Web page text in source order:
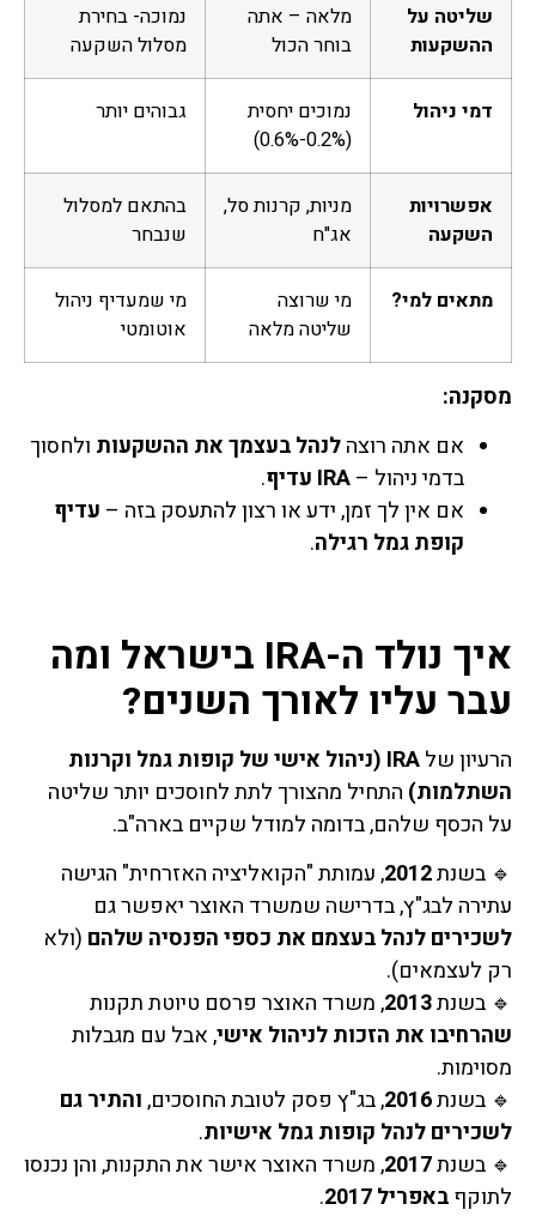
שליטה על
ההשקעות
מלאה – אתה
בוחר הכול
נמוכה- בחירת
מסלול השקעה
דמי ניהול
נמוכים יחסית
(0.2%-0.6%)
גבוהים יותר
אפשרויות
השקעה
מניות, קרנות סל,
אג"ח
בהתאם למסלול
שנבחר
מתאים למי?
מי שרוצה
שליטה מלאה
מי שמעדיף ניהול
אוטומטי
מסקנה:
אם אתה רוצהלנהל בעצמך את ההשקעות ולחסוך
בדמי ניהול –IRA עדיף
.
אם אין לך זמן, ידע או רצון להתעסק בזה – עדיף
קופת גמל רגילה.
איך נולד ה-IRA בישראל ומה
עבר עליו לאורך השנים?
הרעיון של
IRA (ניהול אישי של קופות גמל וקרנות
השתלמות) התחיל מהצורך לתת לחוסכים יותר שליטה
על הכסף שלהם, בדומה למודל שקיים בארה"ב.
🔹 בשנת2012, עמותת "הקואליציה האזרחית" הגישה
עתירה לבג"ץ, בדרישה שמשרד האוצר יאפשר גם
לשכירים לנהל בעצמם את כספי הפנסיה שלהם (ולא
רק לעצמאים).
🔹 בשנת2013, משרד האוצר פרסם טיוטת תקנות
שהרחיבו את הזכות לניהול אישי, אבל עם מגבלות
מסוימות.
🔹 בשנת2016, בג"ץ פסק לטובת החוסכים,והתיר גם
לשכירים לנהל קופות גמל אישיות.
🔹 בשנת2017, משרד האוצר אישר את התקנות, והן נכנסו
לתוקףבאפריל 2017
.